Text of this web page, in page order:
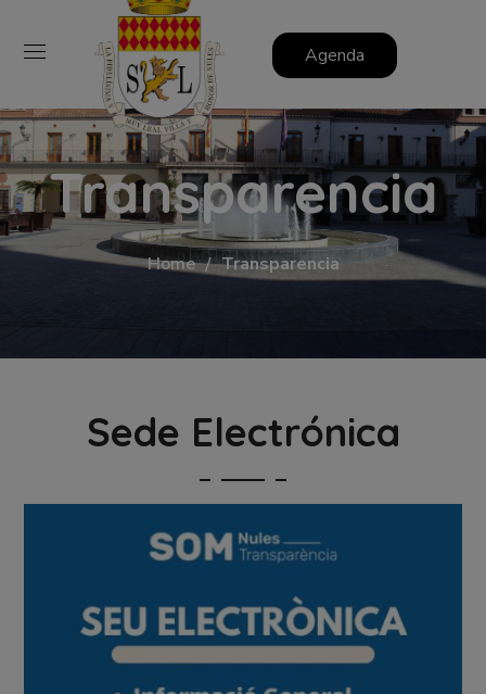
Agenda
Transparencia
Home Transparencia
Sede Electrónica